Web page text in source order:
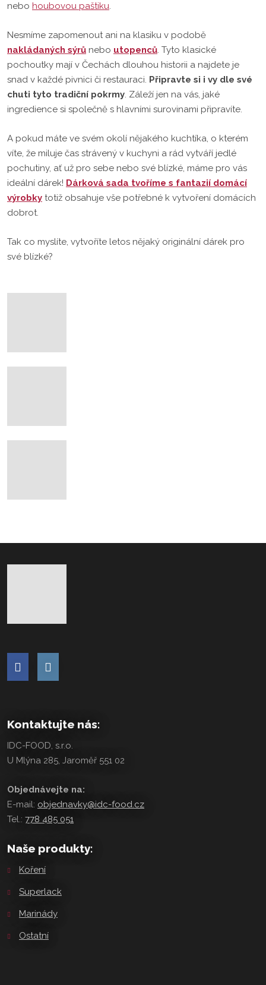
nebo houbovou paštiku.
Nesmíme zapomenout ani na klasiku v podobě
nakládaných sýrů nebo utopenců. Tyto klasické
pochoutky mají v Čechách dlouhou historii a najdete je
snad v každé pivnici či restauraci. Připravte si i vy dle své
chuti tyto tradiční pokrmy. Záleží jen na vás, jaké
ingredience si společně s hlavními surovinami připravíte.
A pokud máte ve svém okolí nějakého kuchtíka, o kterém
víte, že miluje čas strávený v kuchyni a rád vytváří jedlé
pochutiny, ať už pro sebe nebo své blízké, máme pro vás
ideální dárek! Dárková sada tvoříme s fantazií domácí
výrobky totiž obsahuje vše potřebné k vytvoření domácích
dobrot.
Tak co myslíte, vytvoříte letos nějaký originální dárek pro
své blízké?
Kontaktujte nás:
IDC-FOOD, s.r.o.
U Mlýna 285, Jaroměř 551 02
Objednávejte na:
E-mail: objednavky@idc-food.cz
Tel.: 778 485 051
Naše produkty:
Koření
Superlack
Marinády
Ostatní